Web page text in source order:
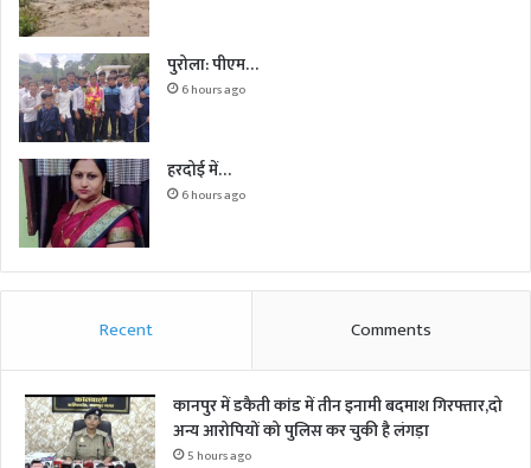
पुरोला: पीएम…
6 hours ago
हरदोई में…
6 hours ago
Recent Comments
कानपुर में डकैती कांड में तीन इनामी बदमाश गिरफ्तार,दो
अन्य आरोपियों को पुलिस कर चुकी है लंगड़ा
5 hours ago